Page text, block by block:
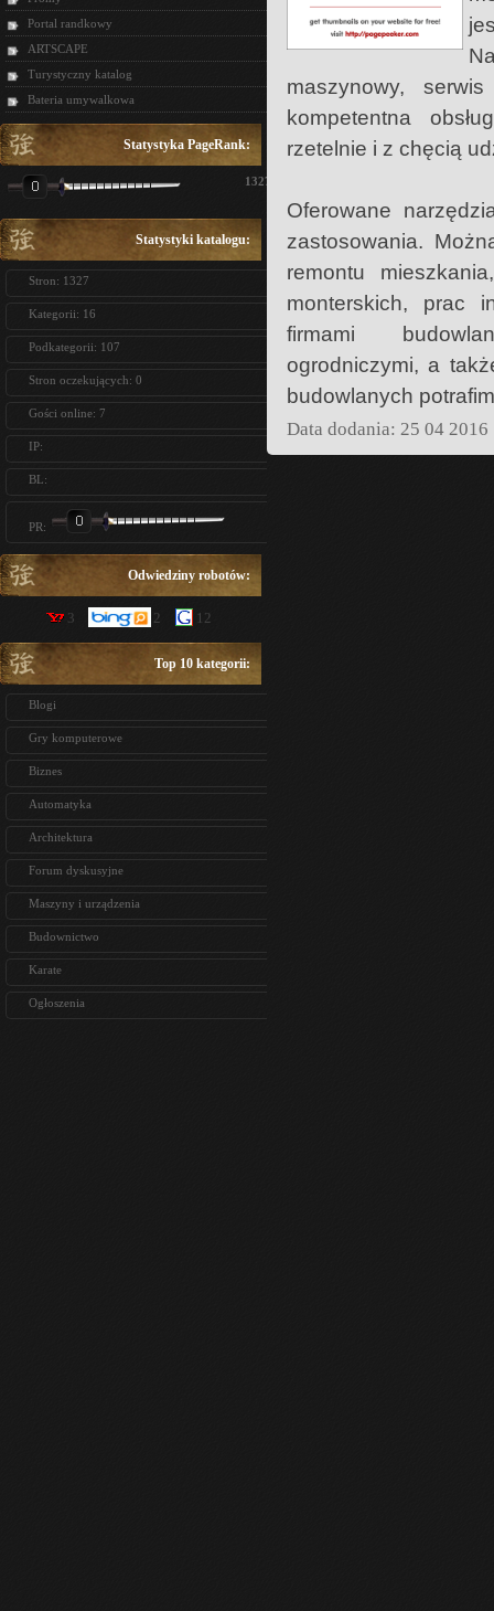
Portal randkowy
ARTSCAPE
Turystyczny katalog
Bateria umywalkowa
Statystyka PageRank:
1327
Statystyki katalogu:
Stron: 1327
Kategorii: 16
Podkategorii: 107
Stron oczekujących: 0
Gości online: 7
IP:
BL:
PR:
Odwiedziny robotów:
3 2 12
Top 10 kategorii:
Blogi
Gry komputerowe
Biznes
Automatyka
Architektura
Forum dyskusyjne
Maszyny i urządzenia
Budownictwo
Karate
Ogłoszenia
maszynowy,
kompetentna
rzetelnie i z chęcią
Oferowane
zastosowania.
remontu
monterskich, prac
firmami
ogrodniczymi, a
budowlanych
Data dodania: 25 04 2016